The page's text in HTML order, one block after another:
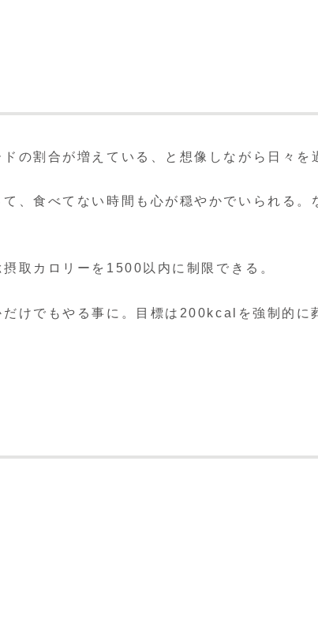
の割合が増えている、と想像しながら日々を
、食べてない時間も心が穏やかでいられる。
取カロリーを1500以内に制限できる。
けでもやる事に。目標は200kcalを強制的に